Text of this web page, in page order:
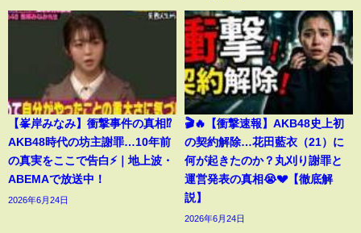
【峯岸みなみ】衝撃事件の真相⁉️
AKB48時代の坊主謝罪…10年前
の真実をここで告白⚡️｜地上波・
ABEMAで放送中！
2026年6月24日
🎬🔥【衝撃速報】AKB48史上初
の契約解除…花田藍衣（21）に
何が起きたのか？丸刈り謝罪と
運営発表の真相😭💔【徹底解
説】
2026年6月24日